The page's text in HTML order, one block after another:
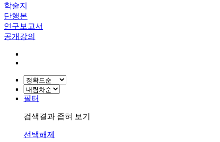
학술지
단행본
연구보고서
공개강의
필터
검색결과 좁혀 보기
선택해제